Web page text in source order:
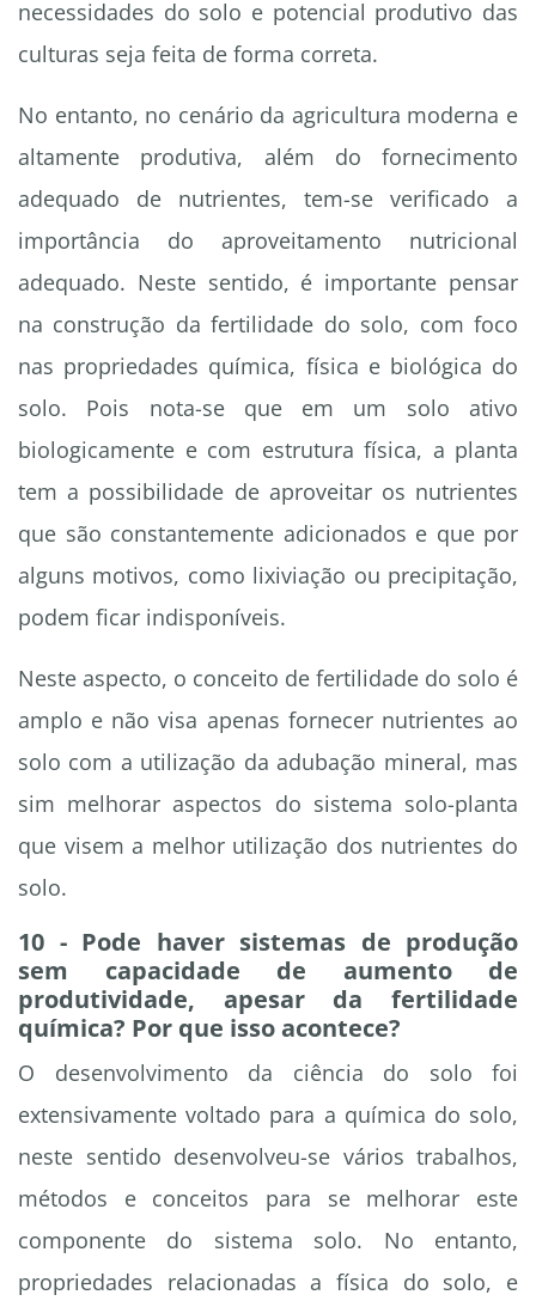
necessidades do solo e potencial produtivo das
culturas seja feita de forma correta.
No entanto, no cenário da agricultura moderna e
altamente produtiva, além do fornecimento
adequado de nutrientes, tem-se verificado a
importância do aproveitamento nutricional
adequado. Neste sentido, é importante pensar
na construção da fertilidade do solo, com foco
nas propriedades química, física e biológica do
solo. Pois nota-se que em um solo ativo
biologicamente e com estrutura física, a planta
tem a possibilidade de aproveitar os nutrientes
que são constantemente adicionados e que por
alguns motivos, como lixiviação ou precipitação,
podem ficar indisponíveis.
Neste aspecto, o conceito de fertilidade do solo é
amplo e não visa apenas fornecer nutrientes ao
solo com a utilização da adubação mineral, mas
sim melhorar aspectos do sistema solo-planta
que visem a melhor utilização dos nutrientes do
solo.
10 - Pode haver sistemas de produção
sem capacidade de aumento de
produtividade, apesar da fertilidade
química? Por que isso acontece?
O desenvolvimento da ciência do solo foi
extensivamente voltado para a química do solo,
neste sentido desenvolveu-se vários trabalhos,
métodos e conceitos para se melhorar este
componente do sistema solo. No entanto,
propriedades relacionadas a física do solo, e